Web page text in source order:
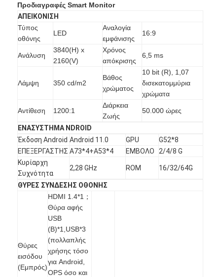
Αρχική Σελίδα
Προδιαγραφές Smart Monitor
ΑΠΕΙΚΟΝΙΣΗ
Τύπος
οθόνης
LED
Αναλογία
εμφάνισης
16:9
Ανάλυση
3840(H) x
2160(V)
Χρόνος
απόκρισης
6,5 ms
Λάμψη 350 cd/m2
Βάθος
χρώματος
10 bit (R), 1,07
δισεκατομμύρια
χρώματα
Αντίθεση 1200:1
Διάρκεια
Ζωής
50.000 ώρες
ΕΝΑΣΥΣΤΗΜΑ NDROID
Έκδοση Android Android 11.0 GPU
G52*8
ΕΠΕΞΕΡΓΑΣΤΗΣ A73*4+A53*4 ΕΜΒΟΛΟ
2/4/8 G
Κυρίαρχη
Συχνότητα
2,28 GHz ROM 16/32/64G
ΘΥΡΕΣ ΣΥΝΔΕΣΗΣ ΟΘΟΝΗΣ
Θύρες
εισόδου
(Εμπρός)
HDMI 1.4*1；
Θύρα αφής
USB
(B)*1,USB*3
(πολλαπλής
χρήσης τόσο
για Android,
OPS όσο και